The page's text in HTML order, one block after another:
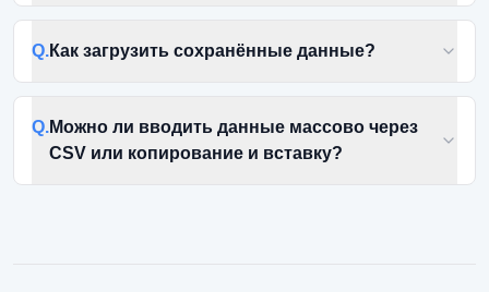
Q.Как загрузить сохранённые данные?
Q.Можно ли вводить данные массово через
CSV или копирование и вставку?